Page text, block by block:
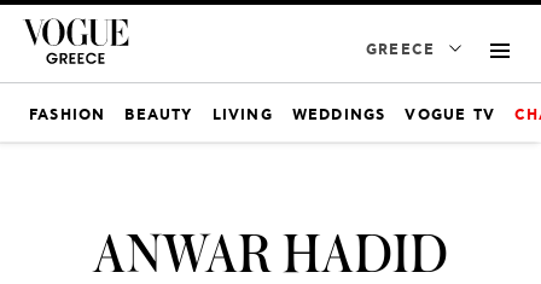
GREECE
FASHION BEAUTY LIVING WEDDINGS VOGUE TV
ANWAR HADID